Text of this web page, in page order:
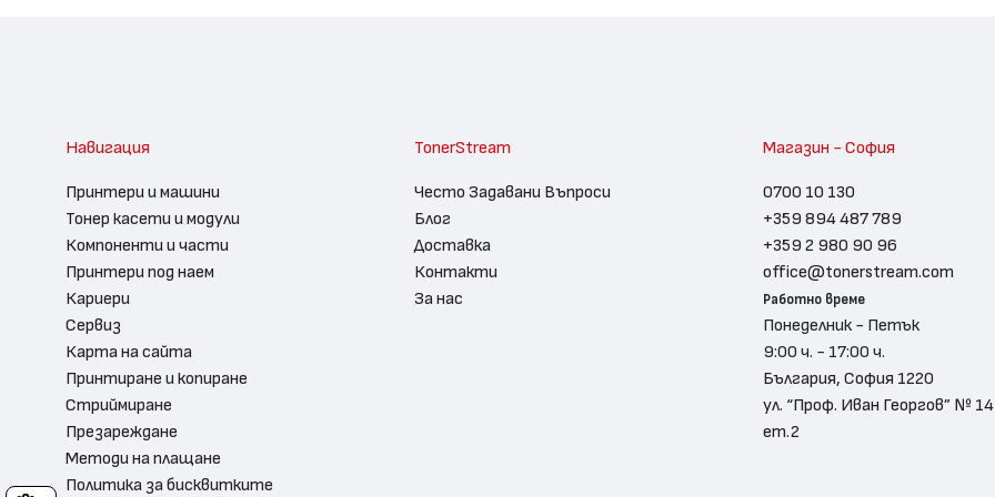
Навигация
Принтери и машини
Тонер касети и модули
Компоненти и части
Принтери под наем
Кариери
Сервиз
Карта на сайта
Принтиране и копиране
Стриймиране
Презареждане
Методи на плащане
Политика за бисквитките
TonerStream
Често Задавани Въпроси
Блог
Доставка
Контакти
За нас
Магазин - София
0700 10 130
+359 894 487 789
+359 2 980 90 96
office@tonerstream.com
Работно време
Понеделник - Петък
9:00 ч. - 17:00 ч.
България, София 1220
ул. “Проф. Иван Георгов” №
ет.2